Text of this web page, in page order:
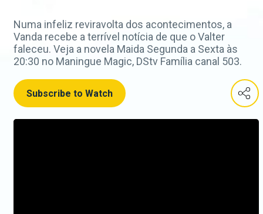
Numa infeliz reviravolta dos acontecimentos, a
Vanda recebe a terrível notícia de que o Valter
faleceu. Veja a novela Maida Segunda a Sexta às
20:30 no Maningue Magic, DStv Família canal 503.
Subscribe to Watch